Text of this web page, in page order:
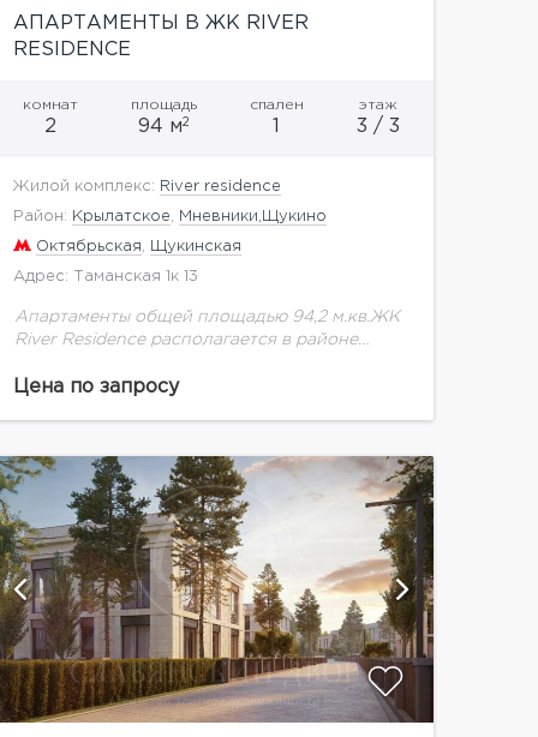
АПАРТАМЕНТЫ В ЖК RIVER
RESIDENCE
комнат
2
площадь
94 м2
спален этаж
3 / 3
Жилой комплекс: River residence
Район: Крылатское Мневники,Щукино
Октябрьская Щукинская
Адрес: Таманская 1к 13
Апартаменты общей площадью 94,2 м.кв.ЖК
River Residence располагается в районе
престижных столичных уголков.
Цена по запросу